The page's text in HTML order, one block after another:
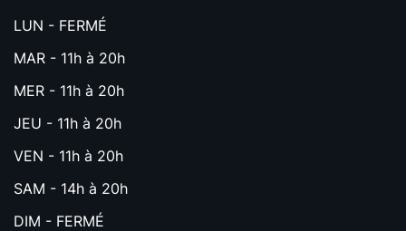
LUN - FERMÉ
MAR - 11h à 20h
MER - 11h à 20h
JEU - 11h à 20h
VEN - 11h à 20h
SAM - 14h à 20h
DIM - FERMÉ